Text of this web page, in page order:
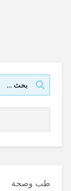
طب وصحة